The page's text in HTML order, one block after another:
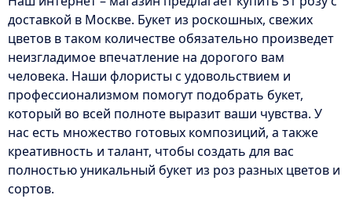
доставкой в Москве. Букет из роскошных, свежих
цветов в таком количестве обязательно произведет
неизгладимое впечатление на дорогого вам
человека. Наши флористы с удовольствием и
профессионализмом помогут подобрать букет,
который во всей полноте выразит ваши чувства. У
нас есть множество готовых композиций, а также
креативность и талант, чтобы создать для вас
полностью уникальный букет из роз разных цветов и
сортов.